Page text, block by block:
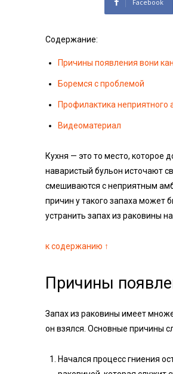
Facebook
Содержание:
Причины появления вони
Боремся с проблемой
Профилактика неприятного
Видеоматериал
Кухня — это то место, которое
наваристый бульон источают
смешиваются с неприятным
причин у такого запаха может
устранить запах из раковины на
к содержанию ↑
Причины
Запах из раковины имеет
он взялся. Основные причины
Начался процесс гниения